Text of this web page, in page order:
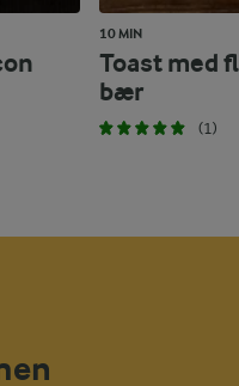
10 MIN
Toast med
bær
(1)